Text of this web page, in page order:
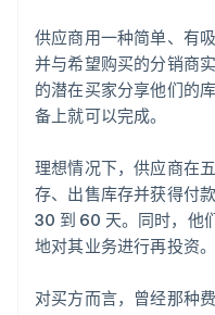
供应商用一种简单、有
并与希望购买的分销商
的潜在买家分享他们的
备上就可以完成。
理想情况下，供应商在
存、出售库存并获得付
30 到 60 天。同时，他
地对其业务进行再投资。
对买方而言，曾经那种